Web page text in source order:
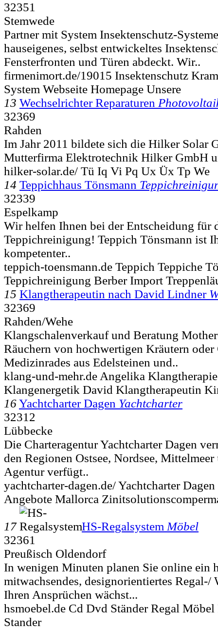
32351
Stemwede
Partner mit System Insektenschutz-
hauseigenes, selbst entwickeltes
Fensterfronten und Türen abdeckt. Wir..
firmenimort.de/19015 Insektenschutz
System Webseite Homepage Unsere
13 Wechselrichter Reparaturen
32369
Rahden
Im Jahr 2011 bildete sich die Hilker Solar
Mutterfirma Elektrotechnik Hilker GmbH
hilker-solar.de/ Tü Iq Vi Pq Ux Üx Tp We
14 Teppichhaus Tönsmann
32339
Espelkamp
Wir helfen Ihnen bei der Entscheidung für
Teppichreinigung! Teppich Tönsmann ist
kompetenter..
teppich-toensmann.de Teppich Teppiche
Teppichreinigung Berber Import
15 Klangtherapeutin nach David Lindner
32369
Rahden/Wehe
Klangschalenverkauf und Beratung
Räuchern von hochwertigen Kräutern oder
Medizinrades aus Edelsteinen und..
klang-und-mehr.de Angelika
Klangenergetik David Klangtherapeutin
16Yachtcharter Dagen Yachtcharter
32312
Lübbecke
Die Charteragentur Yachtcharter Dagen
den Regionen Ostsee, Nordsee,
Agentur verfügt..
yachtcharter-dagen.de/ Yachtcharter
Angebote Mallorca
17 HS-Regalsystem Möbel
32361
Preußisch Oldendorf
In wenigen Minuten planen Sie online ein
mitwachsendes, designorientiertes Regal-/
Ihren Ansprüchen wächst...
hsmoebel.de Cd Dvd Ständer Regal
Stander